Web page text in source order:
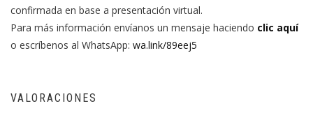
confirmada en base a presentación virtual.
Para más información envíanos un mensaje haciendo clic aquí
o escríbenos al WhatsApp: wa.link/89eej5
VALORACIONES